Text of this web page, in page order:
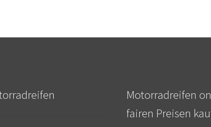
Motorradreifen
fairen Preisen